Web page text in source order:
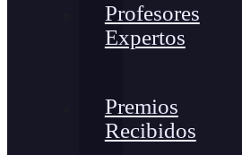
Profesores
Expertos
Premios
Recibidos